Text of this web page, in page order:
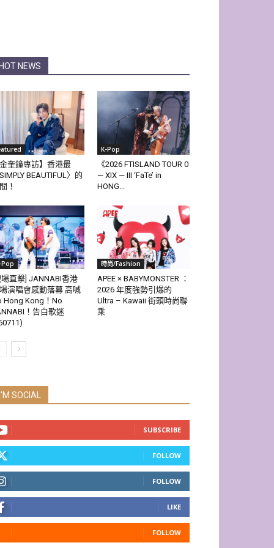
HOT NEWS
金奎鐘專訪】香港最
SIMPLY BEAUTIFUL〉的
！
K-Pop
《2026 FTISLAND TOUR 0
— XIX — III ‘FaTe’ in
HONG...
Pop
場直擊] JANNABI香港
演唱會感動落幕 高喊
Hong Kong！No
！告白歌迷
時尚/Fashion
APEE × BABYMONSTER ：
2026 年度強勢引爆的
Ultra – Kawaii 街頭時尚聯
乘
I'M SOCIAL
SUBSCRIBE
FOLLOW
FOLLOW
LIKE
FOLLOW